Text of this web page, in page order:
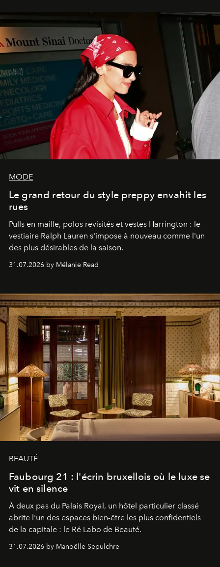
MODE
Le grand retour du style preppy envahit les
rues
Pulls en maille, polos revisités et vestes Harrington : le
vestiaire Ralph Lauren s'impose à nouveau comme l'un
des plus désirables de la saison.
31.07.2026 by Mélanie Read
BEAUTÉ
Faubourg 21 : l'écrin bruxellois où le luxe se
vit en silence
À deux pas du Palais Royal, un hôtel particulier classé
abrite l'un des espaces bien-être les plus confidentiels
de la capitale : le Ré Labo de Beauté.
31.07.2026 by Manoëlle Sepulchre